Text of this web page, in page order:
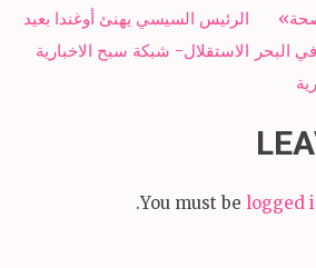
الرئيس السيسي يهنئ أوغندا بعيد
الاستقلال- شبكة سبح الاخبارية البحر
You must be logged